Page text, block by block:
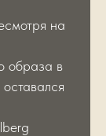
на
образа в